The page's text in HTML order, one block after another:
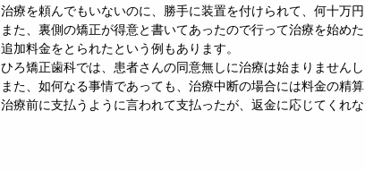
治療を頼んでもいないのに、勝手に装置を付けられて、何十万
また、裏側の矯正が得意と書いてあったので行って治療を始め
追加料金をとられたという例もあります。
ひろ矯正歯科では、患者さんの同意無しに治療は始まりません
また、如何なる事情であっても、治療中断の場合には料金の精
治療前に支払うように言われて支払ったが、返金に応じてくれ